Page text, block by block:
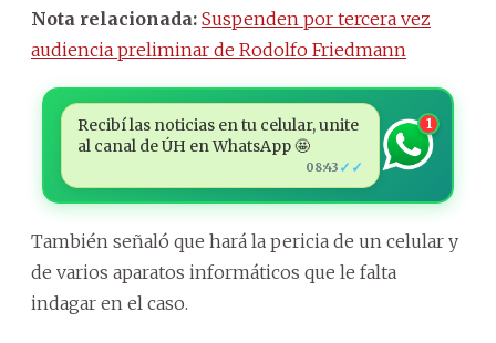
Nota relacionada: Suspenden por tercera vez
audiencia preliminar de Rodolfo Friedmann
Recibí las noticias en tu celular, unite
al canal de ÚH en WhatsApp 🤩
08:43 ✓✓
1
También señaló que hará la pericia de un celular y
de varios aparatos informáticos que le falta
indagar en el caso.